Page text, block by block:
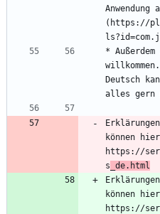
(https://
*
Deutsch
können
https://
s _de.html
können
https://